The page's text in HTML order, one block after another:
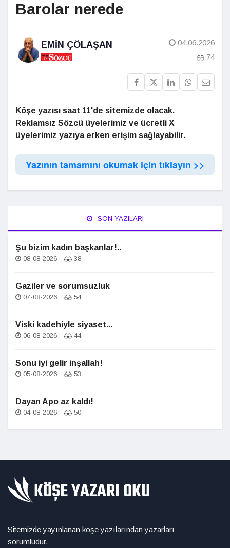
Barolar nerede
EMIN ÇÖLAŞAN
04.06.2026
74
Köşe yazısı saat 11'de sitemizde olacak.
Reklamsız Sözcü üyelerimiz ve ücretli X
üyelerimiz yazıya erken erişim sağlayabilir.
Yazının tamamını okumak için tıklayın >>
SON YAZILARI
Şu bizim kadın başkanlar!..
08-08-2026 38
Gaziler ve sorumsuzluk
07-08-2026 54
Viski kadehiyle siyaset...
06-08-2026 44
Sonu iyi gelir inşallah!
05-08-2026 53
Dayan Apo az kaldı!
04-08-2026 50
Sitemizde yayınlanan köşe yazılarından yazarları
sorumludur.